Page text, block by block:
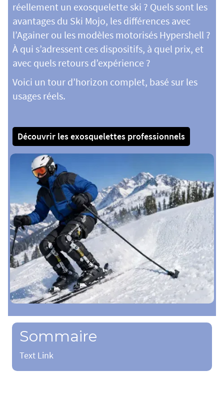
réellement un exosquelette ski ? Quels sont les
avantages du Ski Mojo, les différences avec
l’Againer ou les modèles motorisés Hypershell ?
À qui s’adressent ces dispositifs, à quel prix, et
avec quels retours d’expérience ?
Voici un tour d’horizon complet, basé sur les
usages réels.
Découvrir les exosquelettes professionnels
Sommaire
Text Link